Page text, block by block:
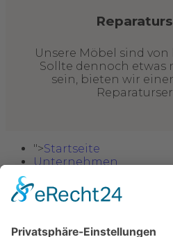
Unsere Möbel sind
Sollte dennoch etwas
sein, bieten wir
">Startseite
Unternehmen
Sitzgarnituren
Wohnzimmer
Schlafzimmer